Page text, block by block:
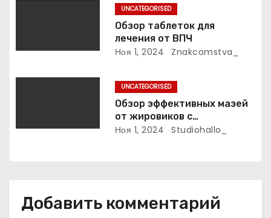
UNCATEGORISED
Обзор таблеток для
лечения от ВПЧ
Ноя 1, 2024 Znakcomstva_
UNCATEGORISED
Обзор эффективных мазей
от жировиков с
рассасывающим эффектом
Ноя 1, 2024 Studiohallo_
Добавить комментарий